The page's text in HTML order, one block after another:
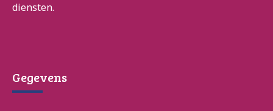
diensten.
Gegevens